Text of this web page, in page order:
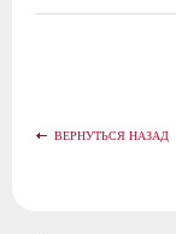
ВЕРНУТЬСЯ НАЗАД